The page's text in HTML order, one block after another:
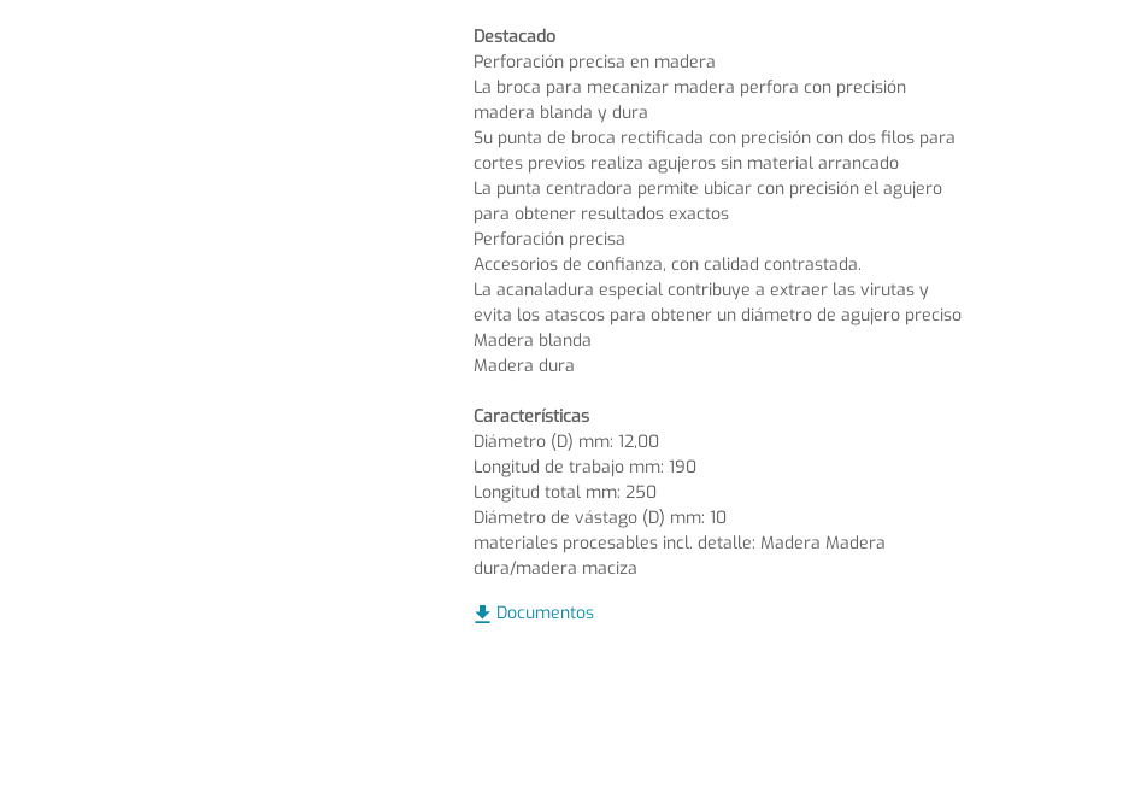
Destacado
Perforación precisa en madera
La broca para mecanizar madera perfora con precisión
madera blanda y dura
Su punta de broca rectificada con precisión con dos filos para
cortes previos realiza agujeros sin material arrancado
La punta centradora permite ubicar con precisión el agujero
para obtener resultados exactos
Perforación precisa
Accesorios de confianza, con calidad contrastada.
La acanaladura especial contribuye a extraer las virutas y
evita los atascos para obtener un diámetro de agujero preciso
Madera blanda
Madera dura
Características
Diámetro (D) mm: 12,00
Longitud de trabajo mm: 190
Longitud total mm: 250
Diámetro de vástago (D) mm: 10
materiales procesables incl. detalle: Madera Madera
dura/madera maciza
Documentos